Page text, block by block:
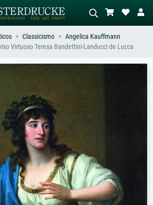
Classicismo
Angelica Kauffmann
Virtuoso Teresa Bandettini-Landucci de Lucca